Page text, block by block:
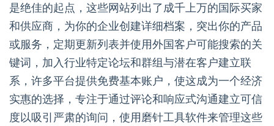
是绝佳的起点，这些网站列出了成千上万的国际买家
和供应商，为你的企业创建详细档案，突出你的产品
或服务，定期更新列表并使用外国客户可能搜索的关
键词，加入行业特定论坛和群组与潜在客户建立联
系，许多平台提供免费基本账户，使这成为一个经济
实惠的选择，专注于通过评论和响应式沟通建立可信
度以吸引严肃的询问，使用磨针工具软件来管理这些